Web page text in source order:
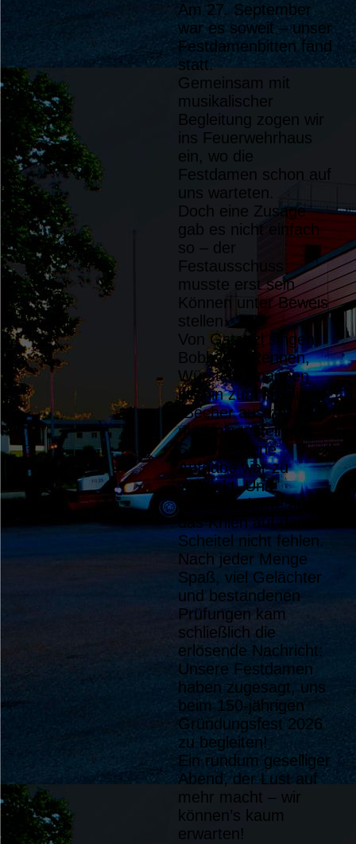
Festdamenbitten (4)
Festdamenbitten (1)
Am 27. September
war es soweit – unser
Festdamenbitten fand
statt.
Gemeinsam mit
musikalischer
Begleitung zogen wir
ins Feuerwehrhaus
ein, wo die
Festdamen schon auf
uns warteten.
Doch eine Zusage
gab es nicht einfach
so – der
Festausschuss
musste erst sein
Können unter Beweis
stellen.
Von Gstanzl singen,
Bobbycar-Rennen,
Würstelschnappen
bis hin zum kniffligen
„Becher austrinken“
mit Holzgestell und
Seilen – keine
Aufgabe war zu
verrückt. Und
natürlich durfte auch
das Knien auf dem
Scheitel nicht fehlen.
Nach jeder Menge
Spaß, viel Gelächter
und bestandenen
Prüfungen kam
schließlich die
erlösende Nachricht:
Unsere Festdamen
haben zugesagt, uns
beim 150-jährigen
Gründungsfest 2026
zu begleiten!
Ein rundum geselliger
Abend, der Lust auf
mehr macht – wir
können’s kaum
erwarten!